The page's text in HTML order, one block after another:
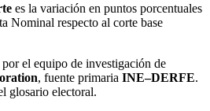
es la variación en puntos porcentuales
Nominal respecto al corte base
el equipo de investigación de
, fuente primaria INE–DERFE.
glosario electoral.